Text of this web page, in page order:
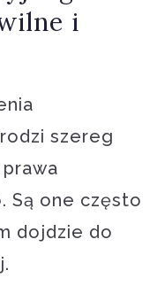
i
szereg
Są one często
dojdzie do